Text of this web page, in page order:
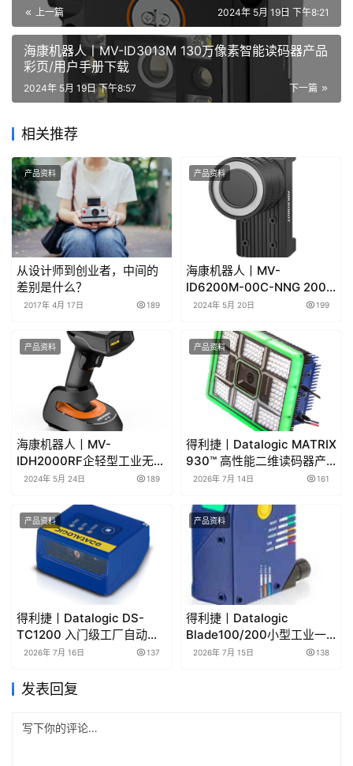
上一篇 2024年 5月 19日 下午8:21
海康机器人丨MV-ID3013M 130万像素智能读码器产品
彩页/用户手册下载
下一篇
2024年 5月 19日 下午8:57
相关推荐
产品资料
从设计师到创业者，中间的
差别是什么？
2017年 4月 17日 189
产品资料
海康机器人丨MV-
ID6200M-00C-NNG 2000
万像素智能读码器产品彩页/
2024年 5月 20日 199
产品资料
海康机器人丨MV-
IDH2000RF企轻型工业无线
手持读码器产品彩页/用户手
2024年 5月 24日 189
产品资料
得利捷丨Datalogic MATRIX
930™ 高性能二维读码器产
品手册和产品彩页
2026年 7月 14日 161
产品资料
得利捷丨Datalogic DS-
TC1200 入门级工厂自动化
的线性CCD阅读器英文彩页
2026年 7月 16日 137
产品资料
得利捷丨Datalogic
Blade100/200小型工业一
维读码器产品彩页和产品手
2026年 7月 15日 138
发表回复